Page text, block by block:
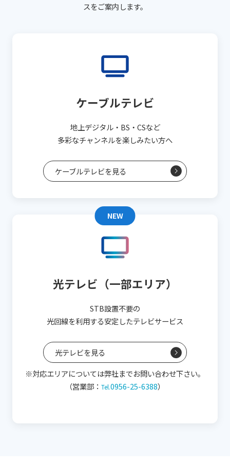
スをご案内します。
ケーブルテレビ
地上デジタル・BS・CSなど
多彩なチャンネルを楽しみたい方へ
ケーブルテレビを見る
NEW
光テレビ（一部エリア）
STB設置不要の
光回線を利用する安定したテレビサービス
光テレビを見る
※対応エリアについては弊社までお問い合わせ下さい。
（営業部：
0956-25-6388）